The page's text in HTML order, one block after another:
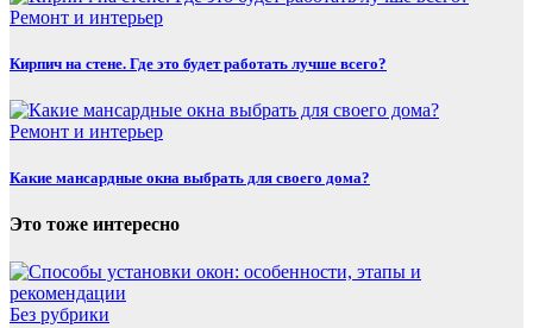
Ремонт и интерьер
Кирпич на стене. Где это будет работать лучше всего?
Ремонт и интерьер
Какие мансардные окна выбрать для своего дома?
Это тоже интересно
Без рубрики